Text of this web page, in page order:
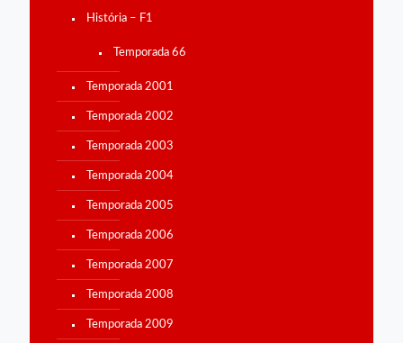
História – F1
Temporada 66
Temporada 2001
Temporada 2002
Temporada 2003
Temporada 2004
Temporada 2005
Temporada 2006
Temporada 2007
Temporada 2008
Temporada 2009